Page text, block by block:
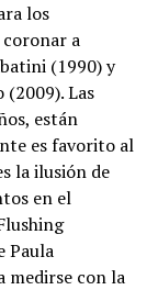
los
a
(1990) y
Las
están
es favorito al
la ilusión de
en el
Paula
medirse con la